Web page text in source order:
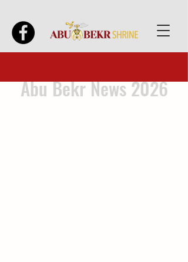
Abu Bekr News 2026